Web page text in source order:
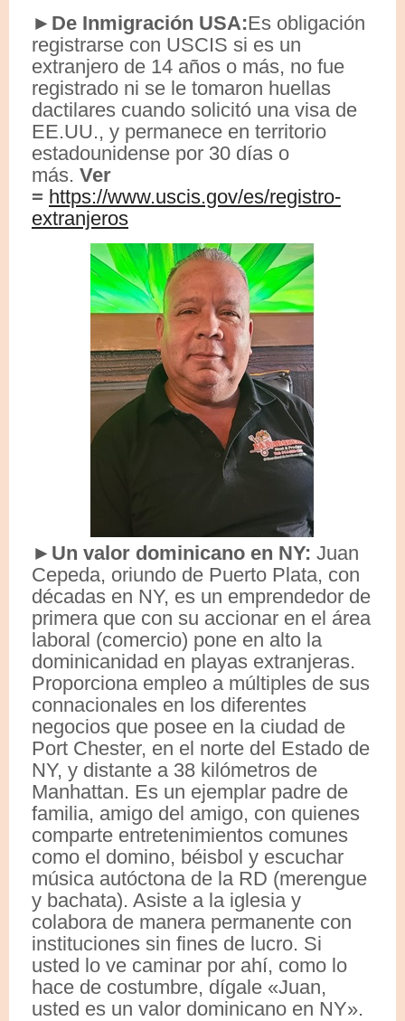
►De Inmigración USA:Es obligación
registrarse con USCIS si es un
extranjero de 14 años o más, no fue
registrado ni se le tomaron huellas
dactilares cuando solicitó una visa de
EE.UU., y permanece en territorio
estadounidense por 30 días o
más. Ver
= https://www.uscis.gov/es/registro-
extranjeros
►Un valor dominicano en NY: Juan
Cepeda, oriundo de Puerto Plata, con
décadas en NY, es un emprendedor de
primera que con su accionar en el área
laboral (comercio) pone en alto la
dominicanidad en playas extranjeras.
Proporciona empleo a múltiples de sus
connacionales en los diferentes
negocios que posee en la ciudad de
Port Chester, en el norte del Estado de
NY, y distante a 38 kilómetros de
Manhattan. Es un ejemplar padre de
familia, amigo del amigo, con quienes
comparte entretenimientos comunes
como el domino, béisbol y escuchar
música autóctona de la RD (merengue
y bachata). Asiste a la iglesia y
colabora de manera permanente con
instituciones sin fines de lucro. Si
usted lo ve caminar por ahí, como lo
hace de costumbre, dígale «Juan,
usted es un valor dominicano en NY».